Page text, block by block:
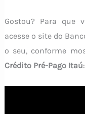
Gostou? Para que
acesse o site do
o seu, conforme
Crédito Pré-Pago Itaú: